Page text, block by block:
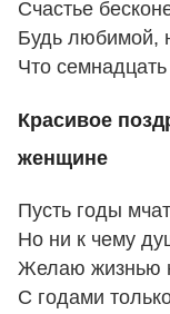
Счастье
Будь любимой,
Что
Красивое
женщине
Пусть годы
Но ни к чему
Желаю жизнью
С годами